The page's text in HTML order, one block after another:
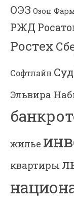
ОЭЗ Озон
РЖД
Ростех
Софтлайн Суд
Эльвира
жилье
квартиры